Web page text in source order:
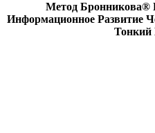
Метод Бронникова®
Информационное Развитие
Тонкий